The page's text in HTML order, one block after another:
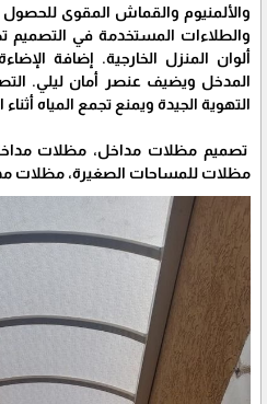
والألمنيوم والقماش المقوى للحصول
والطلاءات المستخدمة في
ألوان المنزل الخارجية. إضافة
المدخل ويضيف عنصر أمان ليلي.
التهوية الجيدة ويمنع تجمع المياه أثناء
تصميم مظلات مداخل، مظلات
مظلات للمساحات الصغيرة، مظلات